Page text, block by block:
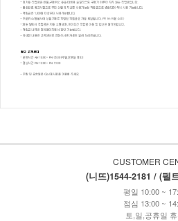
CUSTOMER
(니뜨)1544-2181 / (펠
평일 10:00 ~
점심 13:00 ~
토,일,공휴일